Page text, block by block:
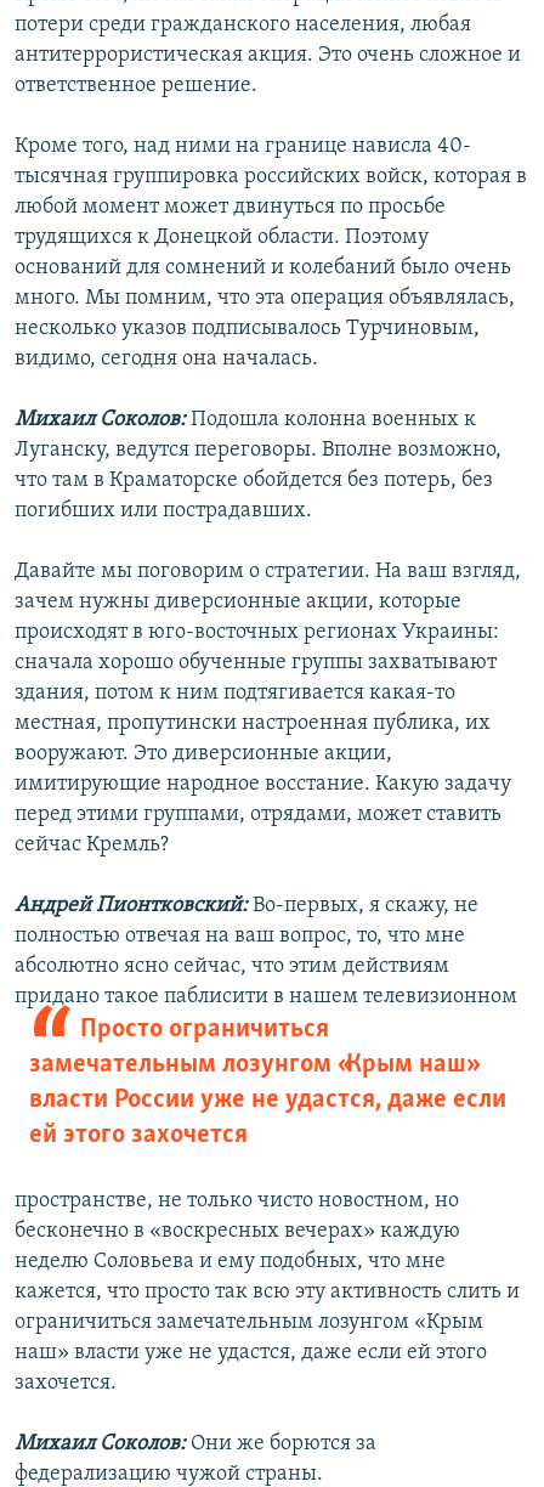
потери среди гражданского населения, любая
антитеррористическая акция. Это очень сложное и
ответственное решение.
Кроме того, над ними на границе нависла 40-
тысячная группировка российских войск, которая в
любой момент может двинуться по просьбе
трудящихся к Донецкой области. Поэтому
оснований для сомнений и колебаний было очень
много. Мы помним, что эта операция объявлялась,
несколько указов подписывалось Турчиновым,
видимо, сегодня она началась.
Михаил Соколов:Подошла колонна военных к
Луганску, ведутся переговоры. Вполне возможно,
что там в Краматорске обойдется без потерь, без
погибших или пострадавших.
Давайте мы поговорим о стратегии. На ваш взгляд,
зачем нужны диверсионные акции, которые
происходят в юго-восточных регионах Украины:
сначала хорошо обученные группы захватывают
здания, потом к ним подтягивается какая-то
местная, пропутински настроенная публика, их
вооружают. Это диверсионные акции,
имитирующие народное восстание. Какую задачу
перед этими группами, отрядами, может ставить
сейчас Кремль?
Андрей Пионтковский:Во-первых, я скажу, не
полностью отвечая на ваш вопрос, то, что мне
абсолютно ясно сейчас, что этим действиям
придано такое
Просто ограничиться
замечательным лозунгом «Крым наш»
власти России уже не удастся, даже если
ей этого захочется
паблисити в нашем телевизионном
пространстве, не только чисто новостном, но
бесконечно в «воскресных вечерах» каждую
неделю Соловьева и ему подобных, что мне
кажется, что просто так всю эту активность слить и
ограничиться замечательным лозунгом «Крым
наш» власти уже не удастся, даже если ей этого
захочется.
Михаил Соколов: Они же борются за
федерализацию чужой страны.